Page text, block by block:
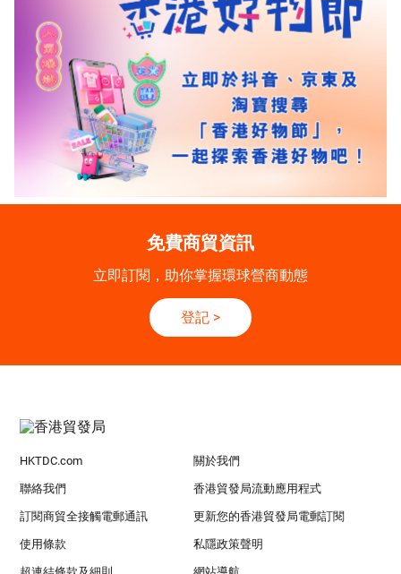
免費商貿資訊
立即訂閱，助你掌握環球營商動態
登記 >
HKTDC.com 關於我們
聯絡我們 香港貿發局流動應用程式
訂閱商貿全接觸電郵通訊 更新您的香港貿發局電郵訂閱
使用條款 私隱政策聲明